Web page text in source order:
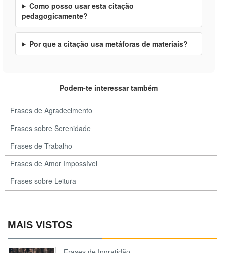
Como posso usar esta citação
pedagogicamente?
Por que a citação usa metáforas de materiais?
Podem-te interessar também
Frases de Agradecimento
Frases sobre Serenidade
Frases de Trabalho
Frases de Amor Impossível
Frases sobre Leitura
MAIS VISTOS